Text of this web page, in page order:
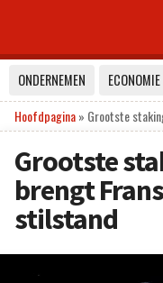
ONDERNEMEN ECONOMIE
Hoofdpagina» Grootste
Grootste
brengt
stilstand